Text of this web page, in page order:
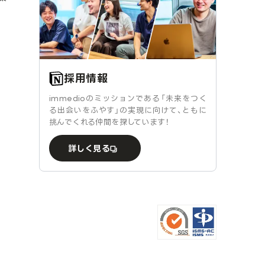
採用情報
immedioのミッションである「未来をつく
る出会いをふやす」の実現に向けて、ともに
挑んでくれる仲間を探しています！
詳しく見る